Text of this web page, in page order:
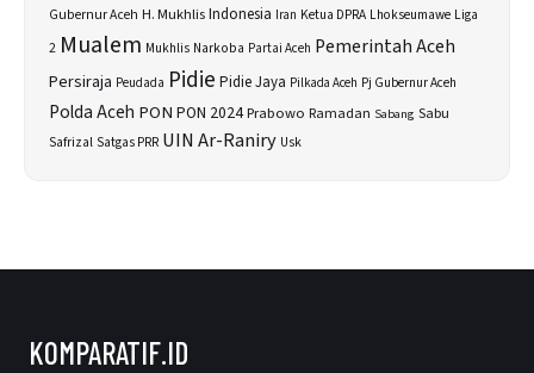
Gubernur Aceh H. MukhlisIndonesia Iran Ketua DPRA Lhokseumawe Liga
2 Mualem Mukhlis Narkoba Partai Aceh Pemerintah Aceh
Persiraja Peudada Pidie Pidie Jaya Pilkada Aceh Pj Gubernur Aceh
Polda Aceh PON PON 2024Prabowo Ramadan Sabang Sabu
SafrizalSatgas PRR UIN Ar-Raniry Usk
KOMPARATIF.ID